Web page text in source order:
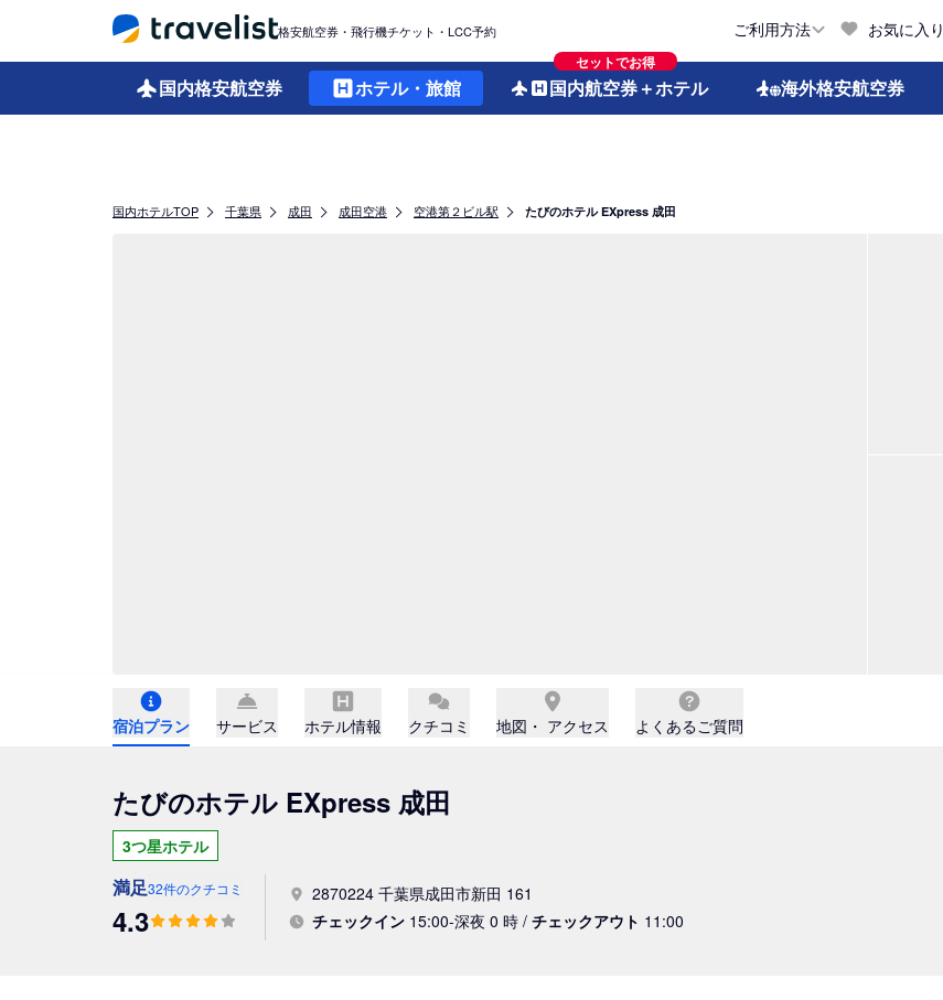
格安航空券・飛行機チケット・LCC予約 ご利用方法 お気に入り
国内格安航空券 ホテル・旅館
セットでお得
国内航空券＋ホテル 海外格安航空券
国内ホテルTOP 千葉県 成田 成田空港 空港第２ビル駅 たびのホテル EXpress 成田
宿泊プラン サービス ホテル情報 クチコミ 地図・ アクセス よくあるご質問
たびのホテル EXpress 成田
3つ星ホテル
2870224 千葉県成田市新田 161
チェックイン 15:00-深夜 0 時 / チェックアウト 11:00
満足32件のクチコミ
4.3